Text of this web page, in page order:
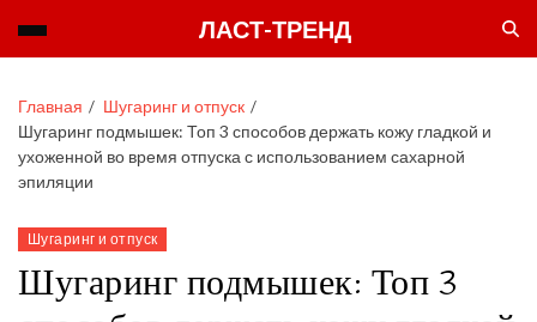
ЛАСТ-ТРЕНД
Главная
Шугаринг и отпуск
Шугаринг подмышек: Топ 3 способов держать кожу гладкой и
ухоженной во время отпуска с использованием сахарной
эпиляции
Шугаринг и отпуск
Шугаринг подмышек: Топ 3